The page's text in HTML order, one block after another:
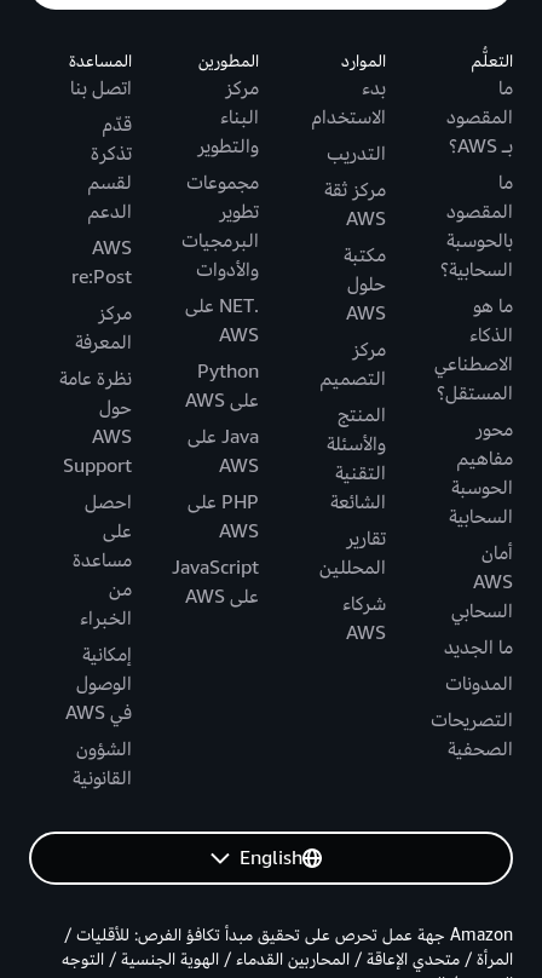
التعلُّم
ما
المقصود
بـ AWS؟
ما
المقصود
بالحوسبة
السحابية؟
ما هو
الذكاء
الاصطناعي
المستقل؟
محور
مفاهيم
الحوسبة
السحابية
أمان
AWS
السحابي
ما الجديد
المدونات
التصريحات
الصحفية
الموارد
بدء
الاستخدام
التدريب
مركز ثقة
AWS
مكتبة
حلول
AWS
مركز
التصميم
المنتج
والأسئلة
التقنية
الشائعة
تقارير
المحللين
شركاء
AWS
المطورين
مركز
البناء
والتطوير
مجموعات
تطوير
البرمجيات
والأدوات
.NET على
AWS
Python
على AWS
Java على
AWS
PHP على
AWS
JavaScript
على AWS
المساعدة
اتصل بنا
قدّم
تذكرة
لقسم
الدعم
AWS
re:Post
مركز
المعرفة
نظرة عامة
حول
AWS
Support
احصل
على
مساعدة
من
الخبراء
إمكانية
الوصول
في AWS
الشؤون
القانونية
English
Amazon جهة عمل تحرص على تحقيق مبدأ تكافؤ الفرص: للأقليات /
المرأة / متحدي الإعاقة / المحاربين القدماء / الهوية الجنسية / التوجه